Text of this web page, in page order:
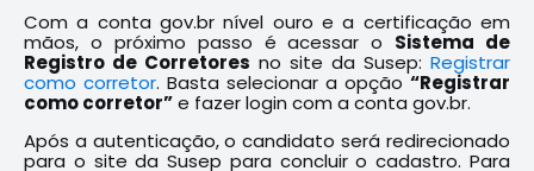
Com a conta gov.br nível ouro e a certificação em
mãos, o próximo passo é acessar o Sistema de
Registro de Corretores no site da Susep: Registrar
como corretor. Basta selecionar a opção “Registrar
como corretor”e fazer login com a conta gov.br.
Após a autenticação, o candidato será redirecionado
para o site da Susep para concluir o cadastro. Para